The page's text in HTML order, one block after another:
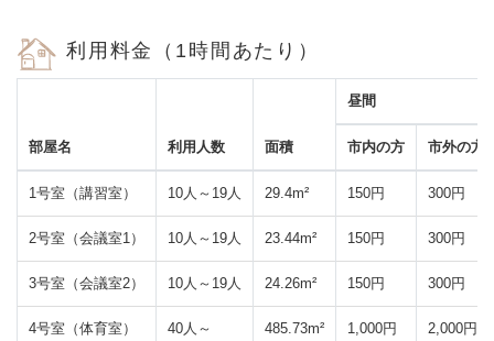
利用料金（1時間あたり）
部屋名 利用人数 面積
昼間
市内の方 市外の方
1号室（講習室） 10人～19人 29.4m² 150円 300円
2号室（会議室1） 10人～19人 23.44m² 150円 300円
3号室（会議室2） 10人～19人 24.26m² 150円 300円
4号室（体育室） 40人～ 485.73m² 1,000円 2,000円